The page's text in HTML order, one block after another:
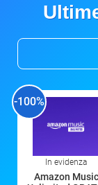
-100%
In evidenza
Amazon Music